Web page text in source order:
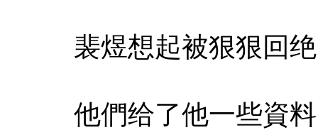
裴煜想起被狠狠回
他們给了他一些資